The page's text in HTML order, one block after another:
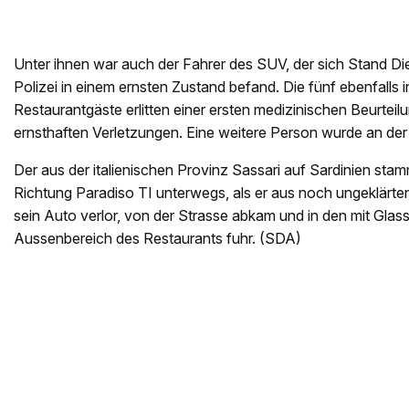
Unter ihnen war auch der Fahrer des SUV, der sich Stand
Polizei in einem ernsten Zustand befand. Die fünf ebenfalls
Restaurantgäste erlitten einer ersten medizinischen
ernsthaften Verletzungen. Eine weitere Person wurde an
Der aus der italienischen Provinz Sassari auf Sardinien
Richtung Paradiso TI unterwegs, als er aus noch
sein Auto verlor, von der Strasse abkam und in den mit
Aussenbereich des Restaurants fuhr. (SDA)